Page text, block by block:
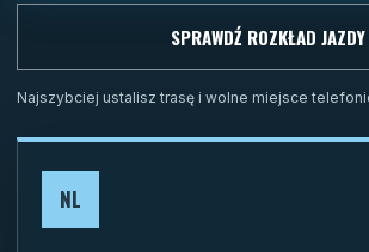
SPRAWDŹ ROZKŁAD JAZDY
Najszybciej ustalisz trasę i wolne miejsce
NL